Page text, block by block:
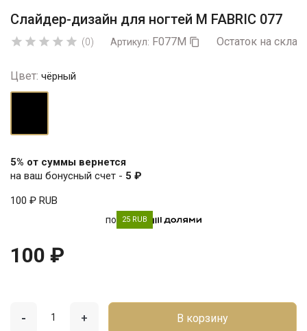
Слайдер-дизайн для ногтей М FABRIC 077
     (0) Артикул: F077M  Остаток на
Цвет: чёрный
5% от суммы вернется
на ваш бонусный счет - 5 ₽
100 ₽ RUB
по 25 RUB
100 ₽
- + В корзину